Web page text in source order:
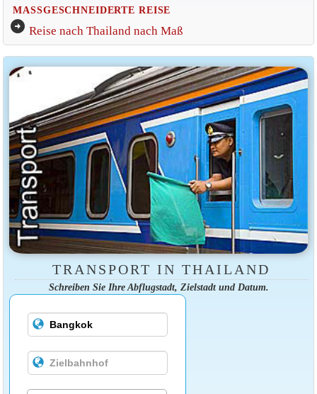
MASSGESCHNEIDERTE REISE
arrow_circle_right Reise nach Thailand nach Maß
TRANSPORT IN THAILAND
Schreiben Sie Ihre Abflugstadt, Zielstadt und Datum.